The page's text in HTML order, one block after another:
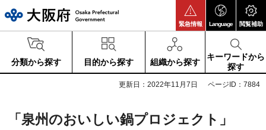
緊急情報 Language 閲覧補助
分類から探す 目的から探す 組織から探す
キーワードから
探す
更新日：2022年11月7日 ページID：7884
「泉州のおいしい鍋プロジェクト」